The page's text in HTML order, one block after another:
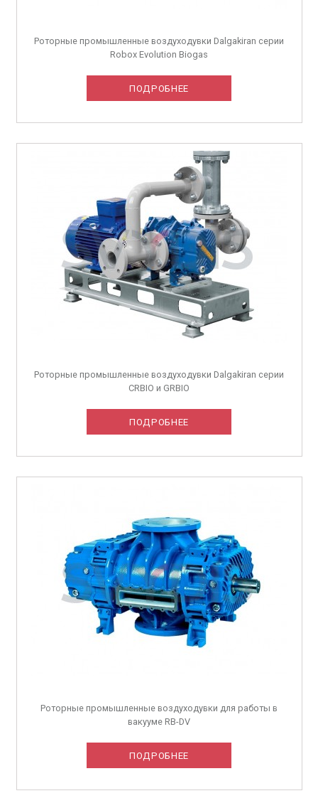
Роторные промышленные воздуходувки Dalgakiran серии
Robox Evolution Biogas
ПОДРОБНЕЕ
Роторные промышленные воздуходувки Dalgakiran серии
CRBIO и GRBIO
ПОДРОБНЕЕ
Роторные промышленные воздуходувки для работы в
вакууме RB-DV
ПОДРОБНЕЕ